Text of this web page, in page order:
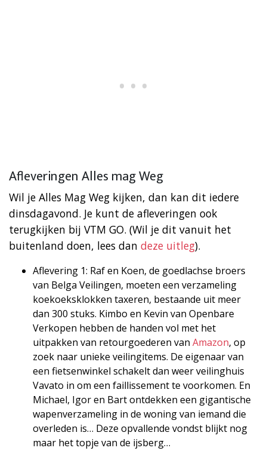
Afleveringen Alles mag Weg
Wil je Alles Mag Weg kijken, dan kan dit iedere
dinsdagavond. Je kunt de afleveringen ook
terugkijken bij VTM GO. (Wil je dit vanuit het
buitenland doen, lees dan deze uitleg).
Aflevering 1: Raf en Koen, de goedlachse broers
van Belga Veilingen, moeten een verzameling
koekoeksklokken taxeren, bestaande uit meer
dan 300 stuks. Kimbo en Kevin van Openbare
Verkopen hebben de handen vol met het
uitpakken van retourgoederen van Amazon, op
zoek naar unieke veilingitems. De eigenaar van
een fietsenwinkel schakelt dan weer veilinghuis
Vavato in om een faillissement te voorkomen. En
Michael, Igor en Bart ontdekken een gigantische
wapenverzameling in de woning van iemand die
overleden is… Deze opvallende vondst blijkt nog
maar het topje van de ijsberg…